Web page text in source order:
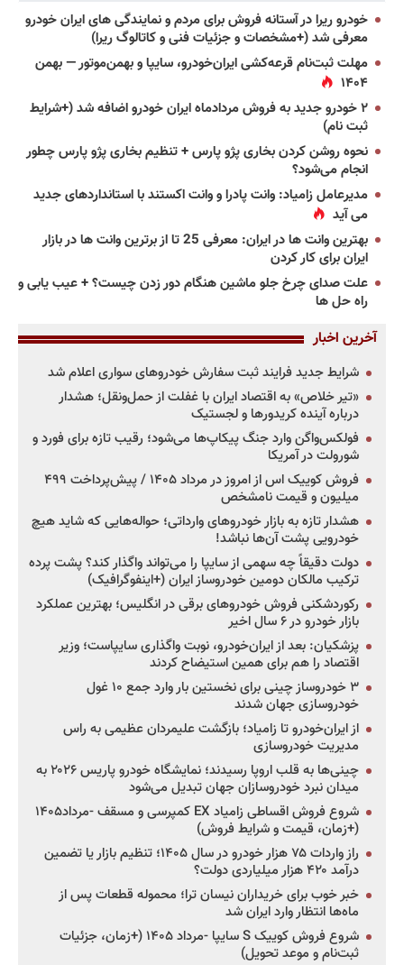
خودرو ریرا در آستانه فروش برای مردم و نمایندگی های ایران خودرو
معرفی شد (+مشخصات و جزئیات فنی و کاتالوگ ریرا)
مهلت ثبت‌نام قرعه‌کشی ایران‌خودرو، سایپا و بهمن‌موتور — بهمن
۱۴۰۴
۲ خودرو جدید به فروش مردادماه ایران خودرو اضافه شد (+شرایط
ثبت نام)
نحوه روشن کردن بخاری پژو پارس + تنظیم بخاری پژو پارس چطور
انجام می‌شود؟
مدیرعامل زامیاد: وانت پادرا و وانت اکستند با استانداردهای جدید
می آید
بهترین وانت ها در ایران: معرفی 25 تا از برترین وانت ها در بازار
ایران برای کار کردن
علت صدای چرخ جلو ماشین هنگام دور زدن چیست؟ + عیب یابی و
راه حل ها
آخرین اخبار
شرایط جدید فرایند ثبت سفارش خودروهای سواری اعلام شد
«تیر خلاص» به اقتصاد ایران با غفلت از حمل‌ونقل؛ هشدار
درباره آینده کریدورها و لجستیک
فولکس‌واگن وارد جنگ پیکاپ‌ها می‌شود؛ رقیب تازه برای فورد و
شورولت در آمریکا
فروش کوییک اس از امروز در مرداد ۱۴۰۵ / پیش‌پرداخت ۴۹۹
میلیون و قیمت نامشخص
هشدار تازه به بازار خودروهای وارداتی؛ حواله‌هایی که شاید هیچ
خودرویی پشت آن‌ها نباشد!
دولت دقیقاً چه سهمی از سایپا را می‌تواند واگذار کند؟ پشت پرده
ترکیب مالکان دومین خودروساز ایران (+اینفوگرافیک)
رکوردشکنی فروش خودروهای برقی در انگلیس؛ بهترین عملکرد
بازار خودرو در ۶ سال اخیر
پزشکیان: بعد از ایران‌خودرو، نوبت واگذاری سایپاست؛ وزیر
اقتصاد را هم برای همین استیضاح کردند
۳ خودروساز چینی برای نخستین بار وارد جمع ۱۰ غول
خودروسازی جهان شدند
از ایران‌خودرو تا زامیاد؛ بازگشت علیمردان عظیمی به راس
مدیریت خودروسازی
چینی‌ها به قلب اروپا رسیدند؛ نمایشگاه خودرو پاریس ۲۰۲۶ به
میدان نبرد خودروسازان جهان تبدیل می‌شود
شروع فروش اقساطی زامیاد EX کمپرسی و مسقف -مرداد۱۴۰۵
(+زمان، قیمت و شرایط فروش)
راز واردات ۷۵ هزار خودرو در سال ۱۴۰۵؛ تنظیم بازار یا تضمین
درآمد ۴۲۰ هزار میلیاردی دولت؟
خبر خوب برای خریداران نیسان ترا؛ محموله قطعات پس از
ماه‌ها انتظار وارد ایران شد
شروع فروش کوییک S سایپا -مرداد ۱۴۰۵ (+زمان، جزئیات
ثبت‌نام و موعد تحویل)